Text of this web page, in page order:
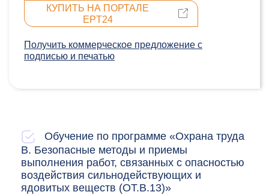
Обучение по программе «Охрана труда
В. Безопасные методы и приемы
выполнения работ, связанных с опасностью
воздействия сильнодействующих и
ядовитых веществ (ОТ.В.13)»
КУПИТЬ НА ПОРТАЛЕ
EPT24
Получить коммерческое предложение c
подписью и печатью